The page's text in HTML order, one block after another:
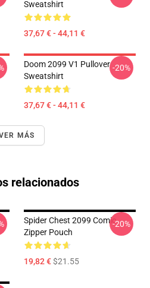
Sweatshirt
37,67 € - 44,11 €
Doom 2099 V1 Pullover
Sweatshirt
37,67 € - 44,11 €
-20%
MÁS
relacionados
Spider Chest 2099 Comic
Zipper Pouch
19,82 €$21.55
-20%